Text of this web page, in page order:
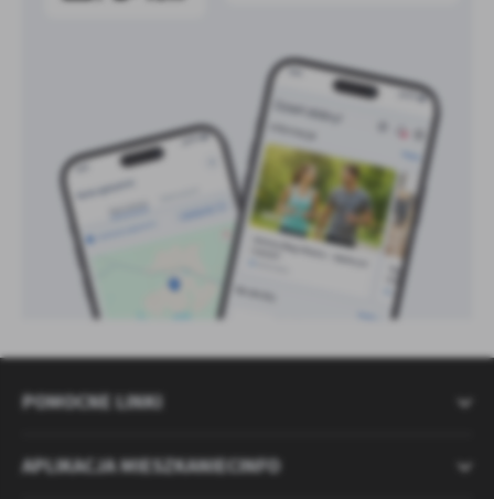
POMOCNE LINKI
APLIKACJA MIESZKANIECINFO